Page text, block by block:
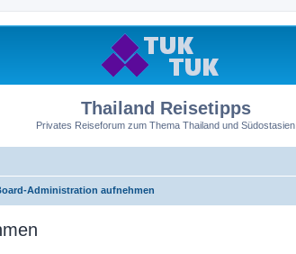
Thailand Reisetipps
Privates Reiseforum zum Thema Thailand und Südostasien
Administration aufnehmen